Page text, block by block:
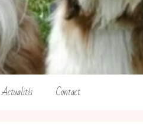
Actualités Contact